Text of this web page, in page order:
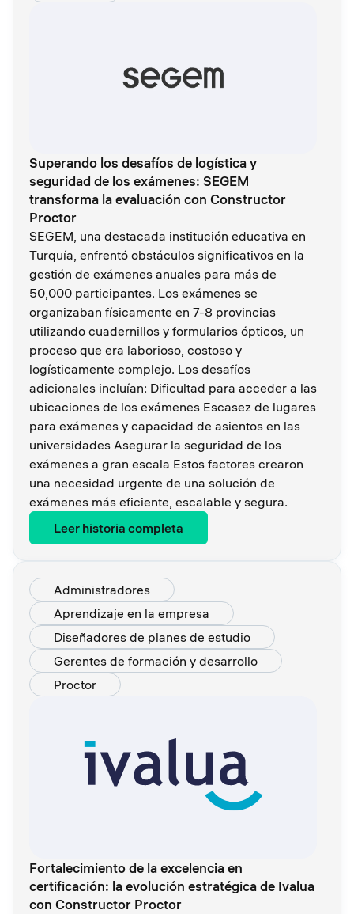
Superando los desafíos de logística y
seguridad de los exámenes: SEGEM
transforma la evaluación con Constructor
Proctor
SEGEM, una destacada institución educativa en
Turquía, enfrentó obstáculos significativos en la
gestión de exámenes anuales para más de
50,000 participantes. Los exámenes se
organizaban físicamente en 7-8 provincias
utilizando cuadernillos y formularios ópticos, un
proceso que era laborioso, costoso y
logísticamente complejo. Los desafíos
adicionales incluían: Dificultad para acceder a las
ubicaciones de los exámenes Escasez de lugares
para exámenes y capacidad de asientos en las
universidades Asegurar la seguridad de los
exámenes a gran escala Estos factores crearon
una necesidad urgente de una solución de
exámenes más eficiente, escalable y segura.
Leer historia completa
Administradores
Aprendizaje en la empresa
Diseñadores de planes de estudio
Gerentes de formación y desarrollo
Proctor
Fortalecimiento de la excelencia en
certificación: la evolución estratégica de Ivalua
con Constructor Proctor